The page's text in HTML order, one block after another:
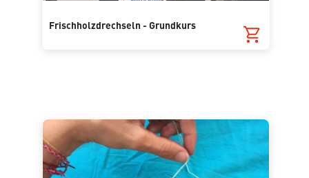
Frischholzdrechseln - Grundkurs